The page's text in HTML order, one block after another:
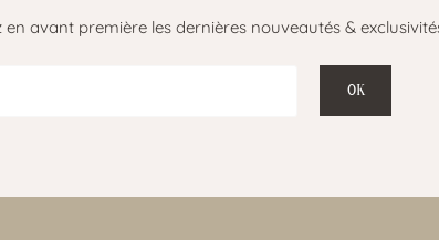
en avant première les dernières nouveautés &